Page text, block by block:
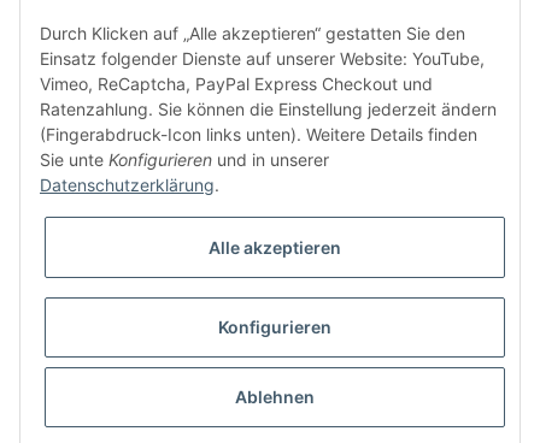
* Alle Preise inkl. gesetzlicher USt., zzgl.
Besucherzähler: 5857626
UmsetzungVlarom E-Commerce Agentur| Powered byJTL-Shop|
CLEARIX JTL-Shop Template
Durch Klicken auf „Alle akzeptieren“ gestatten Sie den
Einsatz folgender Dienste auf unserer Website: YouTube,
Vimeo, ReCaptcha, PayPal Express Checkout und
Ratenzahlung. Sie können die Einstellung jederzeit ändern
(Fingerabdruck-Icon links unten). Weitere Details finden
Sie unte Konfigurieren und in unserer
Datenschutzerklärung.
Alle akzeptieren
Konfigurieren
Ablehnen